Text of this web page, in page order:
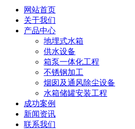
网站首页
关于我们
产品中心
地埋式水箱
供水设备
箱泵一体化工程
不锈钢加工
烟囱及通风除尘设备
水箱储罐安装工程
成功案例
新闻资讯
联系我们